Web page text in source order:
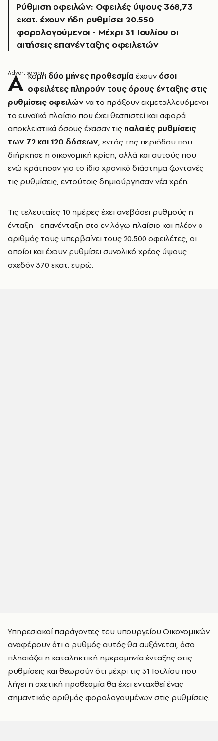
Ρύθμιση οφειλών: Οφειλές ύψους 368,73
εκατ. έχουν ήδη ρυθμίσει 20.550
φορολογούμενοι - Μέχρι 31 Ιουλίου οι
αιτήσεις επανένταξης οφειλετών
Α κόμη δύο μήνες προθεσμία έχουν όσοι
οφειλέτες πληρούν τους όρους ένταξης στις
ρυθμίσεις οφειλών να το πράξουν εκμεταλλευόμενοι
το ευνοϊκό πλαίσιο που έχει θεσπιστεί και αφορά
αποκλειστικά όσους έχασαν τις παλαιές ρυθμίσεις
των 72 και 120 δόσεων, εντός της περιόδου που
διήρκησε η οικονομική κρίση, αλλά και αυτούς που
ενώ κράτησαν για το ίδιο χρονικό διάστημα ζωντανές
τις ρυθμίσεις, εντούτοις δημιούργησαν νέα χρέη.
Τις τελευταίες 10 ημέρες έχει ανεβάσει ρυθμούς η
ένταξη - επανένταξη στο εν λόγω πλαίσιο και πλέον ο
αριθμός τους υπερβαίνει τους 20.500 οφειλέτες, οι
οποίοι και έχουν ρυθμίσει συνολικό χρέος ύψους
σχεδόν 370 εκατ. ευρώ.
Υπηρεσιακοί παράγοντες του υπουργείου Οικονομικών
αναφέρουν ότι ο ρυθμός αυτός θα αυξάνεται, όσο
πλησιάζει η καταληκτική ημερομηνία ένταξης στις
ρυθμίσεις και θεωρούν ότι μέχρι τις 31 Ιουλίου που
λήγει η σχετική προθεσμία θα έχει ενταχθεί ένας
σημαντικός αριθμός φορολογουμένων στις ρυθμίσεις.